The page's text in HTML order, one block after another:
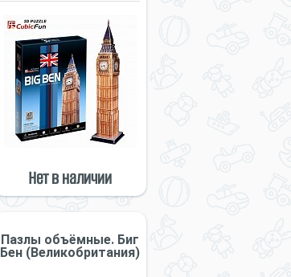
Нет в наличии
Пазлы объёмные. Биг
Бен (Великобритания)